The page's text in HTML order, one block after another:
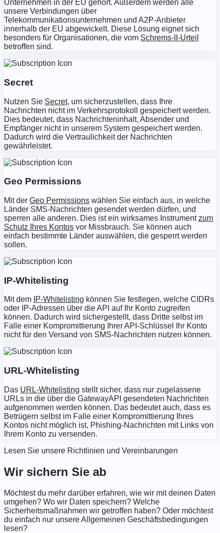
Unternehmen in der EU gehört. Außerdem werden alle
unsere Verbindungen über
Telekommunikationsunternehmen und A2P-Anbieter
innerhalb der EU abgewickelt. Diese Lösung eignet sich
besonders für Organisationen, die vom Schrems-II-Urteil
betroffen sind.
Secret
Nutzen Sie Secret, um sicherzustellen, dass Ihre
Nachrichten nicht im Verkehrsprotokoll gespeichert werden.
Dies bedeutet, dass Nachrichteninhalt, Absender und
Empfänger nicht in unserem System gespeichert werden.
Dadurch wird die Vertraulichkeit der Nachrichten
gewährleistet.
Geo Permissions
Mit der Geo Permissions wählen Sie einfach aus, in welche
Länder SMS-Nachrichten gesendet werden dürfen, und
sperren alle anderen. Dies ist ein wirksames Instrumentzum
Schutz Ihres Kontos vor Missbrauch. Sie können auch
einfach bestimmte Länder auswählen, die gesperrt werden
sollen.
IP-Whitelisting
Mit dem IP-Whitelisting können Sie festlegen, welche CIDRs
oder IP-Adressen über die API auf Ihr Konto zugreifen
können. Dadurch wird sichergestellt, dass Dritte selbst im
Falle einer Kompromittierung Ihrer API-Schlüssel Ihr Konto
nicht für den Versand von SMS-Nachrichten nutzen können.
URL-Whitelisting
Das URL-Whitelisting stellt sicher, dass nur zugelassene
URLs in die über die GatewayAPI gesendeten Nachrichten
aufgenommen werden können. Das bedeutet auch, dass es
Betrügern selbst im Falle einer Kompromittierung Ihres
Kontos nicht möglich ist, Phishing-Nachrichten mit Links von
Ihrem Konto zu versenden.
Lesen Sie unsere Richtlinien und Vereinbarungen
Wir sichern Sie ab
Möchtest du mehr darüber erfahren, wie wir mit deinen Daten
umgehen? Wo wir Daten speichern? Welche
Sicherheitsmaßnahmen wir getroffen haben? Oder möchtest
du einfach nur unsere Allgemeinen Geschäftsbedingungen
lesen?